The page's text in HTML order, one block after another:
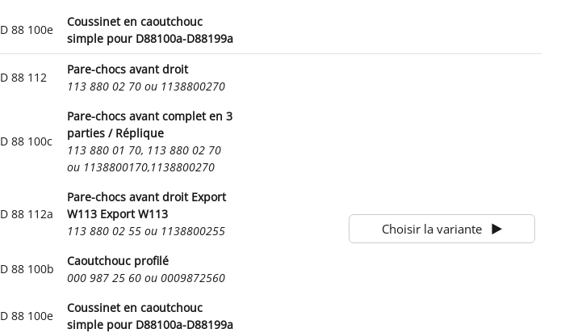
D 88 100e
Coussinet en caoutchouc
simple pour D88100a-D88199a
D 88 112
Pare-chocs avant droit
113 880 02 70 ou 1138800270
Choisir la variante
D 88 100c
Pare-chocs avant complet en 3
parties / Réplique
113 880 01 70, 113 880 02 70
ou 1138800170,1138800270
D 88 112a
Pare-chocs avant droit Export
W113 Export W113
113 880 02 55 ou 1138800255
D 88 100b
Caoutchouc profilé
000 987 25 60 ou 0009872560
D 88 100e
Coussinet en caoutchouc
simple pour D88100a-D88199a